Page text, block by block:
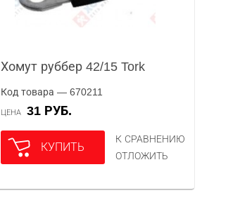
Хомут руббер 42/15 Tork
Код товара — 670211
ЦЕНА 31 РУБ.
КУПИТЬ
К СРАВНЕНИЮ
ОТЛОЖИТЬ